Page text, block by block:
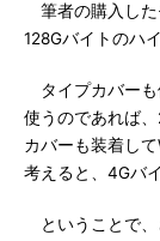
筆者の購入した
128Gバイトのハ
タイプカバーも
使うのであれば
カバーも装着し
考えると、4Gバ
ということで、